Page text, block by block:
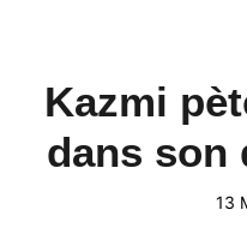
Kazmi
dans son
13